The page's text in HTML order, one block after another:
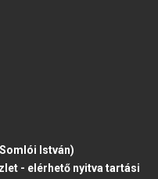
István)
- elérhető nyitva tartási